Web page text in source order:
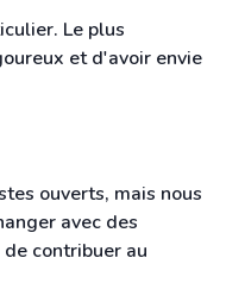
Le plus
et d'avoir envie
ouverts, mais nous
avec des
contribuer au